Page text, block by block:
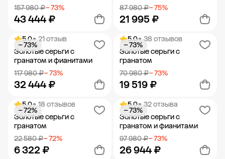
157 980 ₽− 73%
43 444 ₽
Добавить в корзину
87 980 ₽− 75%
21 995 ₽
Добавить в корзину
5.0• 21 отзыв
Золотые серьги с
гранатом и фианитами
117 980 ₽− 73%
32 444 ₽
− 73%
Добавить в корзину
5.0• 38 отзывов
Золотые серьги с
гранатом
70 980 ₽− 73%
19 519 ₽
− 73%
Добавить в корзину
5.0• 18 отзывов
Золотые серьги с
гранатом
22 580 ₽− 72%
6 322 ₽
− 72%
5.0• 32 отзыва
Золотые серьги с
гранатом и фианитами
97 980 ₽− 73%
26 944 ₽
− 73%